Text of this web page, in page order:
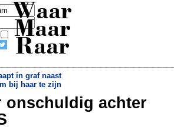
Waar
Maar
Raar
in graf naast
bij haar te zijn
Vrouw loopt met broek van schmink
door New York »
onschuldig achter